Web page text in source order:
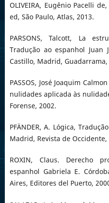
OLIVEIRA, Eugênio Pacelli
ed, São Paulo, Atlas, 2013.
PARSONS, Talcott, La
Tradução ao espanhol Juan
Castillo, Madrid, Guadarrama,
PASSOS, José Joaquim
nulidades aplicada às
Forense, 2002.
PFÄNDER, A. Lógica,
Madrid, Revista de Occidente,
ROXIN, Claus. Derecho
espanhol Gabriela E.
Aires, Editores del Puerto,